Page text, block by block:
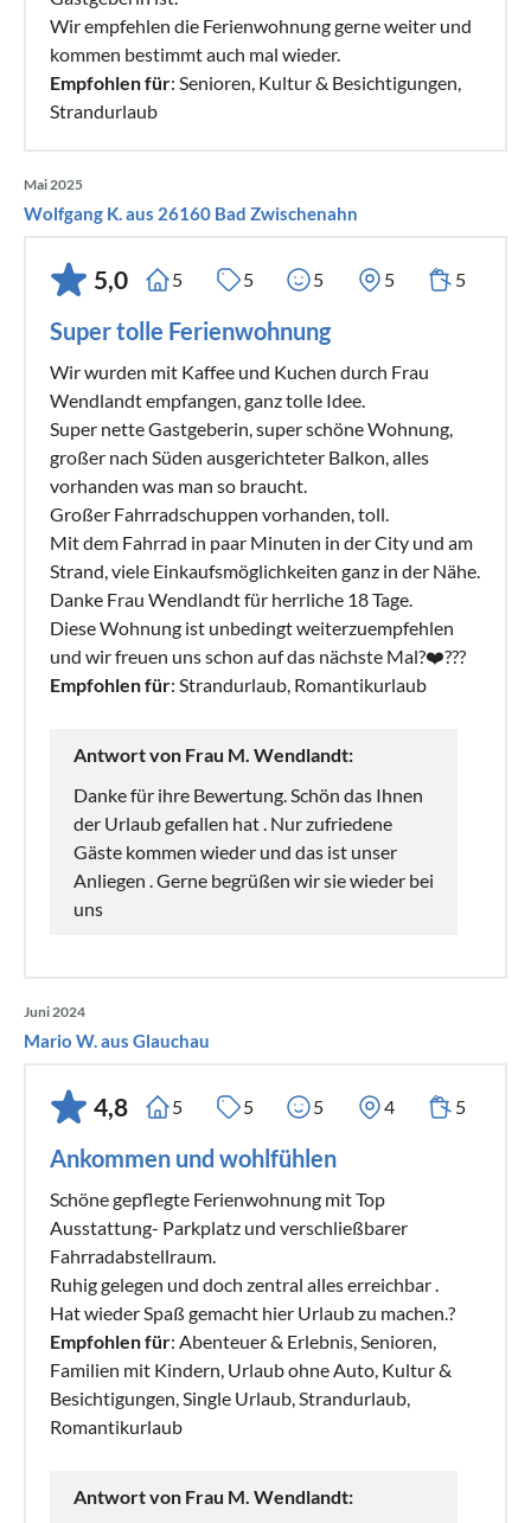
Wir empfehlen die Ferienwohnung gerne weiter und
kommen bestimmt auch mal wieder.
Empfohlen für: Senioren, Kultur & Besichtigungen,
Strandurlaub
Mai 2025
Wolfgang K. aus 26160 Bad Zwischenahn
5,0 5 5 5 5 5
Super tolle Ferienwohnung
Wir wurden mit Kaffee und Kuchen durch Frau
Wendlandt empfangen, ganz tolle Idee.
Super nette Gastgeberin, super schöne Wohnung,
großer nach Süden ausgerichteter Balkon, alles
vorhanden was man so braucht.
Großer Fahrradschuppen vorhanden, toll.
Mit dem Fahrrad in paar Minuten in der City und am
Strand, viele Einkaufsmöglichkeiten ganz in der Nähe.
Danke Frau Wendlandt für herrliche 18 Tage.
Diese Wohnung ist unbedingt weiterzuempfehlen
und wir freuen uns schon auf das nächste Mal?‍❤️‍?‍??
Empfohlen für: Strandurlaub, Romantikurlaub
Antwort von Frau M. Wendlandt:
Danke für ihre Bewertung. Schön das Ihnen
der Urlaub gefallen hat . Nur zufriedene
Gäste kommen wieder und das ist unser
Anliegen . Gerne begrüßen wir sie wieder bei
uns
Juni 2024
Mario W. aus Glauchau
4,8 5 5 5 4 5
Ankommen und wohlfühlen
Schöne gepflegte Ferienwohnung mit Top
Ausstattung- Parkplatz und verschließbarer
Fahrradabstellraum.
Ruhig gelegen und doch zentral alles erreichbar .
Hat wieder Spaß gemacht hier Urlaub zu machen.?
Empfohlen für: Abenteuer & Erlebnis, Senioren,
Familien mit Kindern, Urlaub ohne Auto, Kultur &
Besichtigungen, Single Urlaub, Strandurlaub,
Romantikurlaub
Antwort von Frau M. Wendlandt: